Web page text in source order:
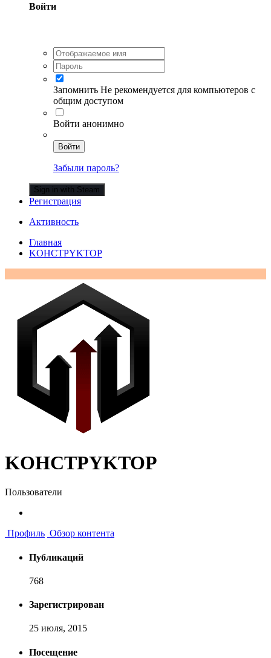
Войти
Запомнить Не рекомендуется для компьютеров с
общим доступом
Войти анонимно
Войти
Забыли пароль?
Sign in with Steam
Регистрация
Активность
Главная
KOHCTPYKTOP
KOHCTPYKTOP
Пользователи
Профиль Обзор контента
Публикаций
768
Зарегистрирован
25 июля, 2015
Посещение